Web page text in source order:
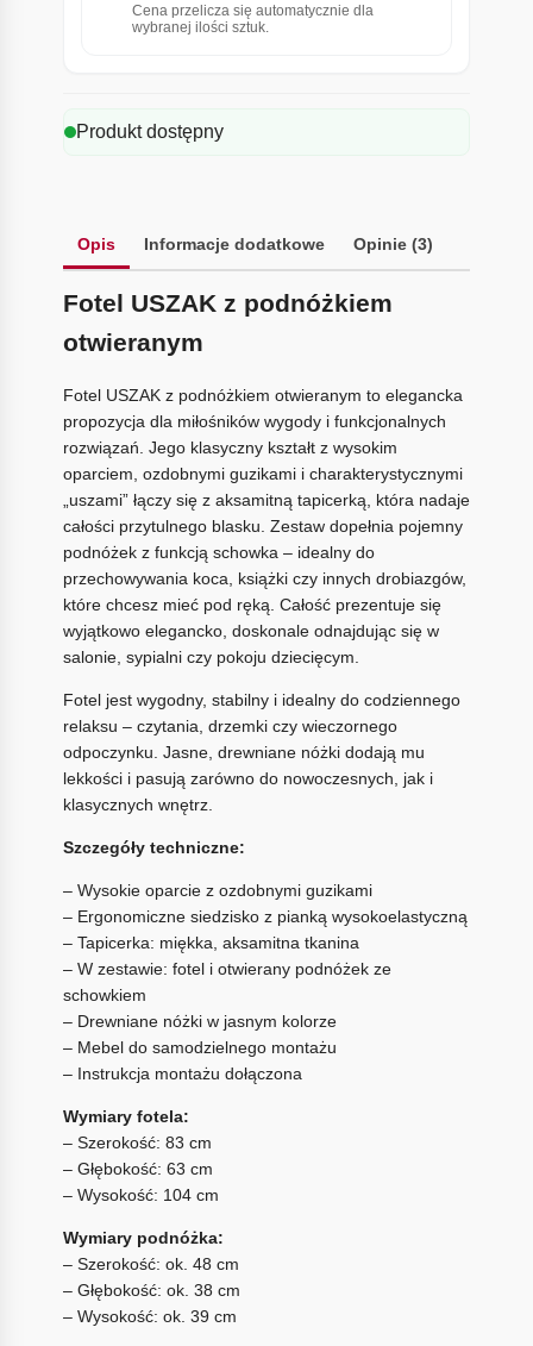
Cena przelicza się automatycznie dla
wybranej ilości sztuk.
Produkt dostępny
Opis Informacje dodatkowe Opinie (3)
Fotel USZAK z podnóżkiem
otwieranym
Fotel USZAK z podnóżkiem otwieranym to elegancka
propozycja dla miłośników wygody i funkcjonalnych
rozwiązań. Jego klasyczny kształt z wysokim
oparciem, ozdobnymi guzikami i charakterystycznymi
„uszami” łączy się z aksamitną tapicerką, która nadaje
całości przytulnego blasku. Zestaw dopełnia pojemny
podnóżek z funkcją schowka – idealny do
przechowywania koca, książki czy innych drobiazgów,
które chcesz mieć pod ręką. Całość prezentuje się
wyjątkowo elegancko, doskonale odnajdując się w
salonie, sypialni czy pokoju dziecięcym.
Fotel jest wygodny, stabilny i idealny do codziennego
relaksu – czytania, drzemki czy wieczornego
odpoczynku. Jasne, drewniane nóżki dodają mu
lekkości i pasują zarówno do nowoczesnych, jak i
klasycznych wnętrz.
Szczegóły techniczne:
– Wysokie oparcie z ozdobnymi guzikami
– Ergonomiczne siedzisko z pianką wysokoelastyczną
– Tapicerka: miękka, aksamitna tkanina
– W zestawie: fotel i otwierany podnóżek ze
schowkiem
– Drewniane nóżki w jasnym kolorze
– Mebel do samodzielnego montażu
– Instrukcja montażu dołączona
Wymiary fotela:
– Szerokość: 83 cm
– Głębokość: 63 cm
– Wysokość: 104 cm
Wymiary podnóżka:
– Szerokość: ok. 48 cm
– Głębokość: ok. 38 cm
– Wysokość: ok. 39 cm